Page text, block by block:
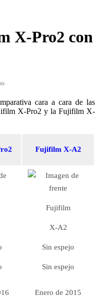
X-Pro2 con
cara a cara de las
X-Pro2 y la Fujifilm X-
Fujifilm X-A2
Fujifilm
X-A2
Sin espejo
Sin espejo
Enero de 2015